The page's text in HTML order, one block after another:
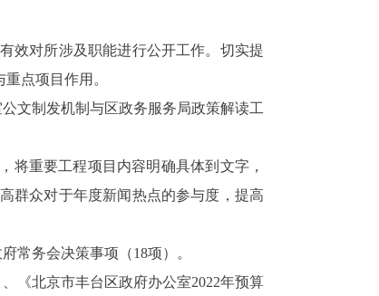
效对所涉及职能进行公开工作。切实提
点项目作用。
文制发机制与区政务服务局政策解读工
将重要工程项目内容明确具体到文字，
群众对于年度新闻热点的参与度，提高
常务会决策事项（18项）。
《北京市丰台区政府办公室2022年预算